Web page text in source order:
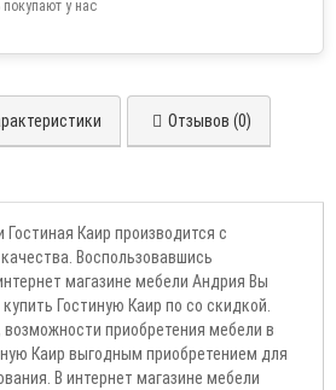
у нас
Отзывов (0)
Каир производится с
Воспользовавшись
магазине мебели Андрия Вы
Гостиную Каир по со скидкой.
приобретения мебели в
Каир выгодным приобретением для
В интернет магазине мебели